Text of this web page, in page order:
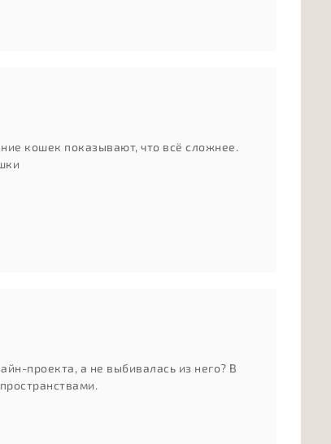
кошек показывают, что всё сложнее.
проекта, а не выбивалась из него? В